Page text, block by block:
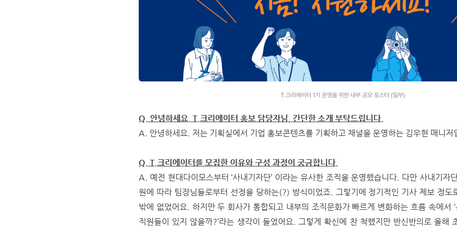
T.크리에이터 1기 운영을 위한 내부 공모 포스터 (일부)
Q. 안녕하세요. T.크리에이터 홍보 담당자님, 간단한 소개 부탁드립니다.
A. 안녕하세요. 저는 기획실에서 기업 홍보콘텐츠를 기획하고 채널을 운영하는 김우현 매니
Q. T.크리에이터를 모집한 이유와 구성 과정이 궁금합니다.
A. 예전 현대다이모스부터 ‘사내기자단’ 이라는 유사한 조직을 운영했습니다. 다만 사내기자
원에 따라 팀장님들로부터 선정을 당하는(?) 방식이었죠. 그렇기에 정기적인 기사 제보 정도
밖에 없었어요. 하지만 두 회사가 통합되고 내부의 조직문화가 빠르게 변화하는 흐름 속에서
직원들이 있지 않을까?’라는 생각이 들었어요. 그렇게 확신에 찬 척했지만 반신반의로 올해